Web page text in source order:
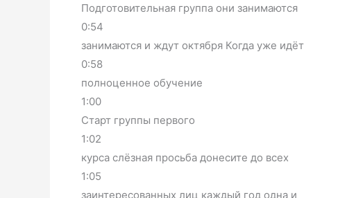
Подготовительная группа они занимаются
0:54
занимаются и ждут октября Когда уже идёт
0:58
полноценное обучение
1:00
Старт группы первого
1:02
курса слёзная просьба донесите до всех
1:05
заинтересованных лиц каждый год одна и